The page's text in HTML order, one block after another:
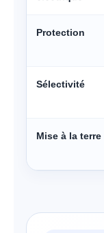
Protection
Sélectivité
Mise à la terre